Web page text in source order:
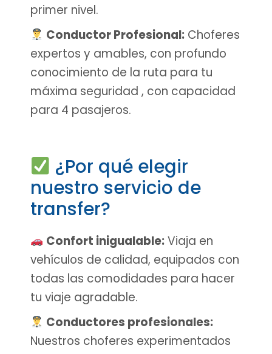
primer nivel.
Conductor Profesional: Choferes
expertos y amables, con profundo
conocimiento de la ruta para tu
máxima seguridad , con capacidad
para 4 pasajeros.
¿Por qué elegir
nuestro servicio de
transfer?
Confort inigualable:Viaja en
vehículos de calidad, equipados con
todas las comodidades para hacer
tu viaje agradable.
Conductores profesionales:
Nuestros choferes experimentados